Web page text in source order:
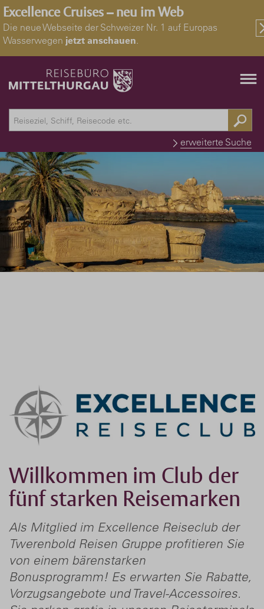
Excellence Cruises – neu im Web
Die neue Webseite der Schweizer Nr. 1 auf Europas
Wasserwegen jetzt anschauen.
erweiterte Suche
Willkommen im Club der
fünf starken Reisemarken
Als Mitglied im Excellence Reiseclub der
Twerenbold Reisen Gruppe profitieren Sie
von einem bärenstarken
Bonusprogramm! Es erwarten Sie Rabatte,
Vorzugsangebote und Travel-Accessoires.